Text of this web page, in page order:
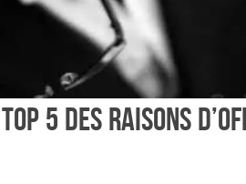
5 des raisons